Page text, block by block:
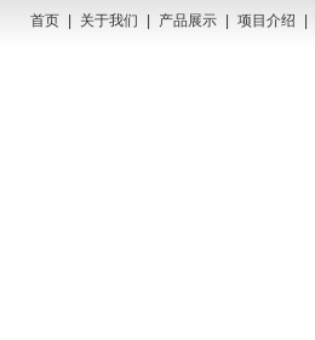
首页 关于我们 产品展示 项目介绍